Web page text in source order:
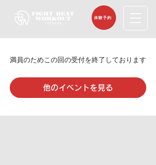
体験予約
満員のためこの回の受付を終了しております
他のイベントを見る